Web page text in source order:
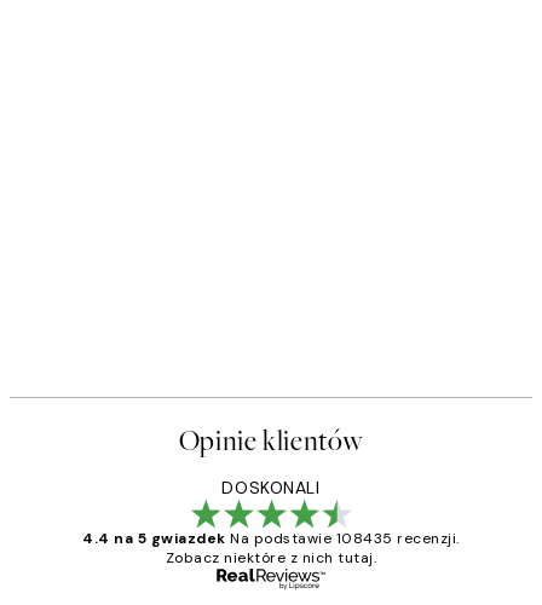
Opinie klientów
DOSKONALI
4.4 na 5 gwiazdek Na podstawie 108435 recenzji.
Zobacz niektóre z nich tutaj.